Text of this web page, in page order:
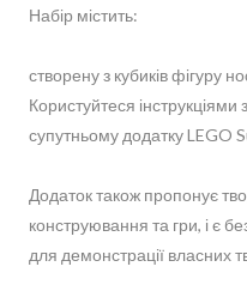
Набір містить:
створену з кубиків фігуру
Користуйтеся
супутньому додатку LEGO
Додаток також пропонує
конструювання та гри, і є
для демонстрації власних